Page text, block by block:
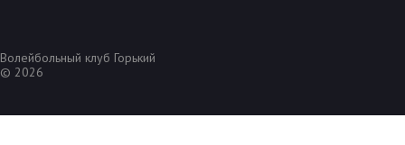
Волейбольный клуб Горький
© 2026